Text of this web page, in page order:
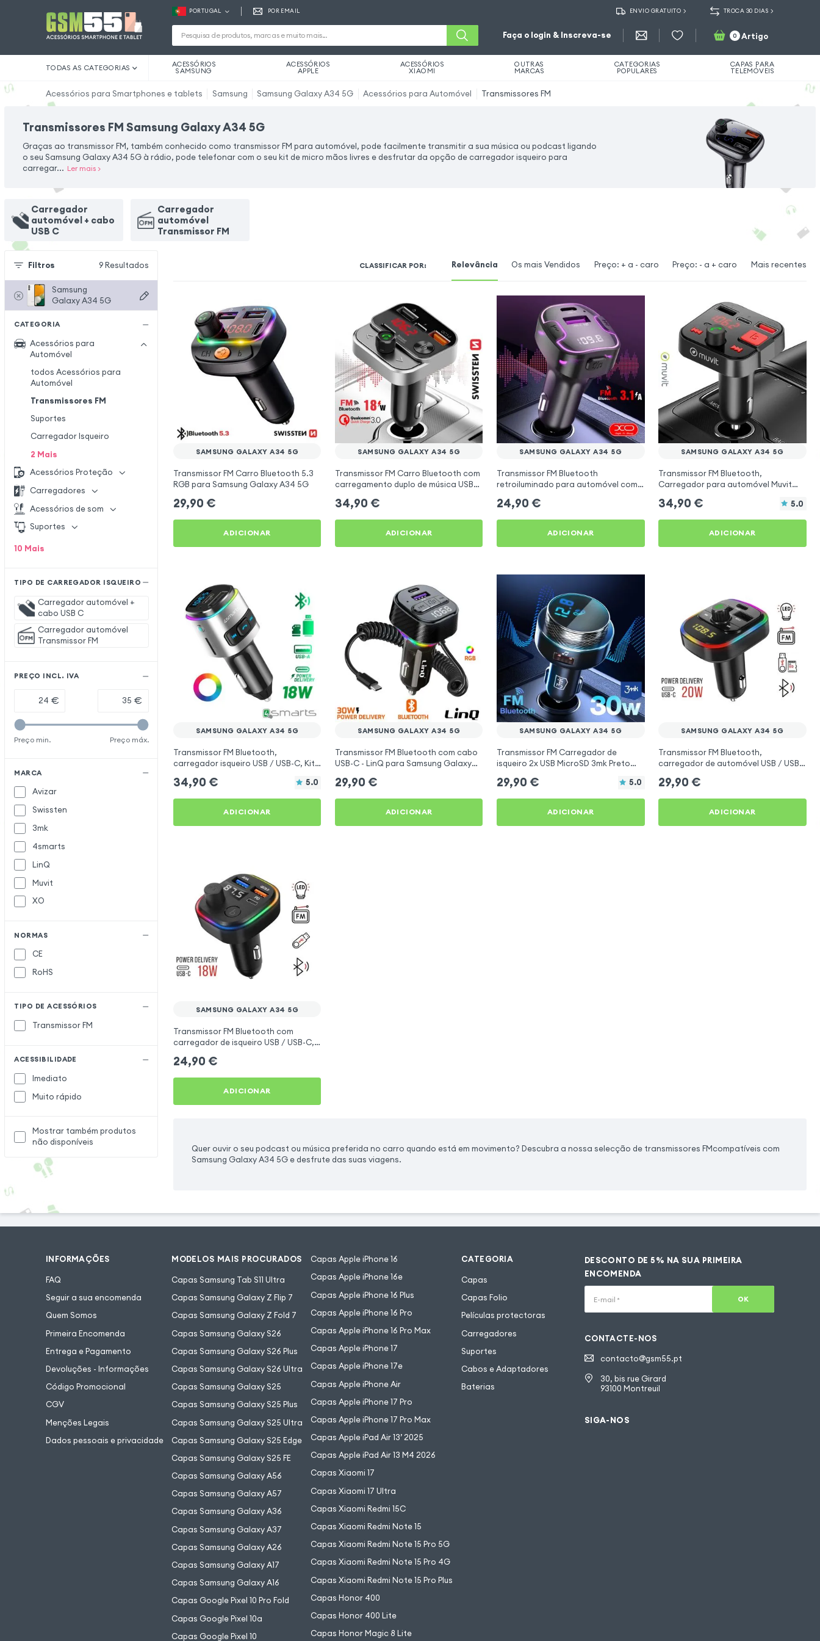
PORTUGAL POR EMAIL ENVIO GRATUITO TROCA 30 DIAS
Faça o login & Inscreva-se 0 Artigo
TODAS AS CATEGORIAS ACESSÓRIOS
SAMSUNG
ACESSÓRIOS
APPLE
ACESSÓRIOS
XIAOMI
OUTRAS
MARCAS
CATEGORIAS
POPULARES
CAPAS PARA
TELEMÓVEIS
Acessórios para Smartphones e tablets Samsung Samsung Galaxy A34 5G Acessórios para Automóvel Transmissores FM
Transmissores FM Samsung Galaxy A34 5G
Graças ao transmissor FM, também conhecido como transmissor FM para automóvel, pode facilmente transmitir a sua música ou podcast ligando
o seu Samsung Galaxy A34 5G à rádio, pode telefonar com o seu kit de micro mãos livres e desfrutar da opção de carregador isqueiro para
carregar... Ler mais>
Carregador
automóvel + cabo
USB C
Carregador
automóvel
Transmissor FM
Filtros 9 Resultados
Samsung
Galaxy A34 5G
CATEGORIA
Acessórios para
Automóvel
todos Acessórios para
Automóvel
Transmissores FM
Suportes
Carregador Isqueiro
2 Mais
Acessórios Proteção
Carregadores
Acessórios de som
Suportes
10 Mais
TIPO DE CARREGADOR ISQUEIRO
Carregador automóvel +
cabo USB C
Carregador automóvel
Transmissor FM
PREÇO INCL. IVA
€ €
Preço min. Preço máx.
MARCA
Avizar
Swissten
3mk
4smarts
LinQ
Muvit
XO
NORMAS
CE
RoHS
TIPO DE ACESSÓRIOS
Transmissor FM
ACESSIBILIDADE
Imediato
Muito rápido
Mostrar também produtos
não disponíveis
CLASSIFICAR POR: Relevância Os mais Vendidos Preço: + a - caro Preço: - a + caro Mais recentes
SAMSUNG GALAXY A34 5G
Transmissor FM Carro Bluetooth 5.3
RGB para Samsung Galaxy A34 5G
29,90 €
ADICIONAR
SAMSUNG GALAXY A34 5G
Transmissor FM Carro Bluetooth com
carregamento duplo de música USB
34,90 €
ADICIONAR
SAMSUNG GALAXY A34 5G
Transmissor FM Bluetooth
retroiluminado para automóvel com
24,90 €
ADICIONAR
SAMSUNG GALAXY A34 5G
Transmissor FM Bluetooth,
Carregador para automóvel Muvit
34,90 € 5.0
ADICIONAR
SAMSUNG GALAXY A34 5G
Transmissor FM Bluetooth,
carregador isqueiro USB / USB-C, Kit
34,90 € 5.0
ADICIONAR
SAMSUNG GALAXY A34 5G
Transmissor FM Bluetooth com cabo
USB-C - LinQ para Samsung Galaxy
29,90 €
ADICIONAR
SAMSUNG GALAXY A34 5G
Transmissor FM Carregador de
isqueiro 2x USB MicroSD 3mk Preto
29,90 € 5.0
ADICIONAR
SAMSUNG GALAXY A34 5G
Transmissor FM Bluetooth,
carregador de automóvel USB / USB-
A34 5G
29,90 €
ADICIONAR
SAMSUNG GALAXY A34 5G
Transmissor FM Bluetooth com
carregador de isqueiro USB / USB-C,
5G
24,90 €
ADICIONAR
Quer ouvir o seu podcast ou música preferida no carro quando está em movimento? Descubra a nossa selecção de transmissores FMcompatíveis com
Samsung Galaxy A34 5G e desfrute das suas viagens.
INFORMAÇÕES
FAQ
Seguir a sua encomenda
Quem Somos
Primeira Encomenda
Entrega e Pagamento
Devoluções - Informações
Código Promocional
CGV
Menções Legais
Dados pessoais e privacidade
MODELOS MAIS PROCURADOS
Capas Samsung Tab S11 Ultra
Capas Samsung Galaxy Z Flip 7
Capas Samsung Galaxy Z Fold 7
Capas Samsung Galaxy S26
Capas Samsung Galaxy S26 Plus
Capas Samsung Galaxy S26 Ultra
Capas Samsung Galaxy S25
Capas Samsung Galaxy S25 Plus
Capas Samsung Galaxy S25 Ultra
Capas Samsung Galaxy S25 Edge
Capas Samsung Galaxy S25 FE
Capas Samsung Galaxy A56
Capas Samsung Galaxy A57
Capas Samsung Galaxy A36
Capas Samsung Galaxy A37
Capas Samsung Galaxy A26
Capas Samsung Galaxy A17
Capas Samsung Galaxy A16
Capas Google Pixel 10 Pro Fold
Capas Google Pixel 10a
Capas Google Pixel 10
Capas Apple iPhone 16
Capas Apple iPhone 16e
Capas Apple iPhone 16 Plus
Capas Apple iPhone 16 Pro
Capas Apple iPhone 16 Pro Max
Capas Apple iPhone 17
Capas Apple iPhone 17e
Capas Apple iPhone Air
Capas Apple iPhone 17 Pro
Capas Apple iPhone 17 Pro Max
Capas Apple iPad Air 13’ 2025
Capas Apple iPad Air 13 M4 2026
Capas Xiaomi 17
Capas Xiaomi 17 Ultra
Capas Xiaomi Redmi 15C
Capas Xiaomi Redmi Note 15
Capas Xiaomi Redmi Note 15 Pro 5G
Capas Xiaomi Redmi Note 15 Pro 4G
Capas Xiaomi Redmi Note 15 Pro Plus
Capas Honor 400
Capas Honor 400 Lite
Capas Honor Magic 8 Lite
CATEGORIA
Capas
Capas Folio
Películas protectoras
Carregadores
Suportes
Cabos e Adaptadores
Baterias
DESCONTO DE 5% NA SUA PRIMEIRA
ENCOMENDA
E-mail * OK
CONTACTE-NOS
contacto@gsm55.pt
30, bis rue Girard
93100 Montreuil
SIGA-NOS